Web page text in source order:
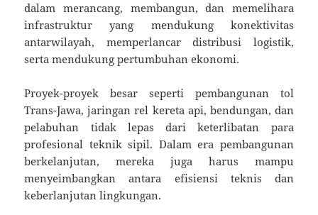
dalam merancang, membangun, dan memelihara
infrastruktur yang mendukung konektivitas
antarwilayah, memperlancar distribusi logistik,
serta mendukung pertumbuhan ekonomi.
Proyek-proyek besar seperti pembangunan tol
Trans-Jawa, jaringan rel kereta api, bendungan, dan
pelabuhan tidak lepas dari keterlibatan para
profesional teknik sipil. Dalam era pembangunan
berkelanjutan, mereka juga harus mampu
menyeimbangkan antara efisiensi teknis dan
keberlanjutan lingkungan.